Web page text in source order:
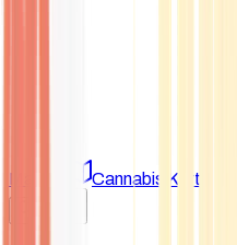
Marken Cannabis Karte